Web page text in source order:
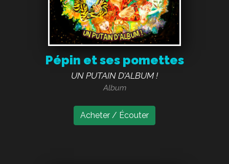
Pépin et ses pomettes
UN PUTAIN D’ALBUM !
Album
Acheter / Écouter